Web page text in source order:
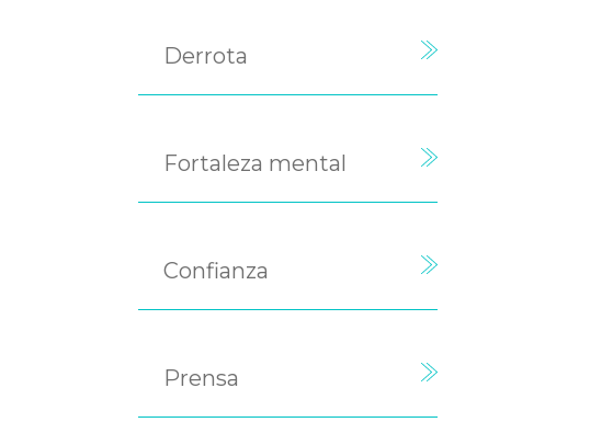
Derrota
Fortaleza mental
Confianza
Prensa